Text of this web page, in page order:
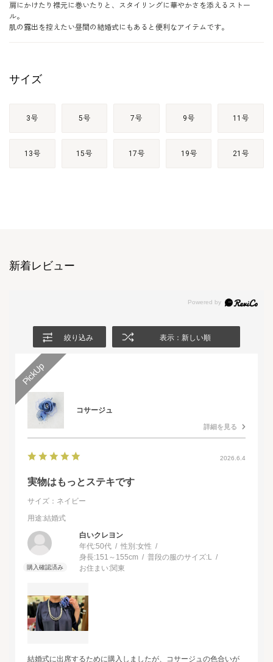
肩にかけたり襟元に巻いたりと、スタイリングに華やかさを添えるストー
ル。
肌の露出を控えたい昼間の結婚式にもあると便利なアイテムです。
サイズ
3号 5号 7号 9号 11号
13号 15号 17号 19号 21号
新着レビュー
絞り込み 表示：新しい順
コサージュ
詳細を見る
2026.6.4
実物はもっとステキです
サイズ：ネイビー
用途:結婚式
白いクレヨン
年代:50代 性別:女性
身長:151～155cm 普段の服のサイズ:L
お住まい:関東
結婚式に出席するために購入しましたが、コサージュの色合いが